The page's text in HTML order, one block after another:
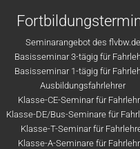
Seminarangebot des flvbw.de
Basisseminar 3-tägig für
Basisseminar 1-tägig für
Ausbildungsfahrlehrer
Klasse-CE-Seminar für
Klasse-DE/Bus-Seminare für
Klasse-T-Seminar für
Klasse-A-Seminare für